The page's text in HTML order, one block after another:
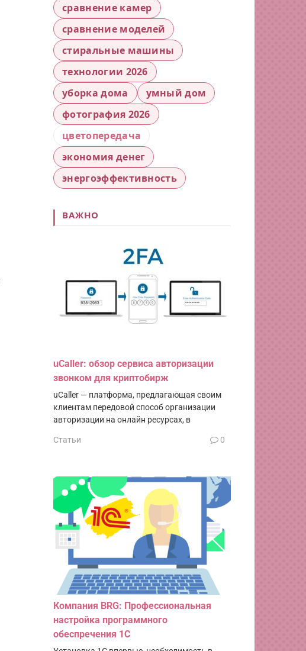
сравнение камер
сравнение моделей
стиральные машины
технологии 2026
уборка дома
умный дом
фотография 2026
цветопередача
экономия денег
энергоэффективность
ВАЖНО
uCaller: обзор сервиса авторизации
звонком для криптобирж
uCaller — платформа, предлагающая своим
клиентам передовой способ организации
авторизации на онлайн ресурсах, в
Статьи 0
Компания BRG: Профессиональная
настройка программного
обеспречения 1С